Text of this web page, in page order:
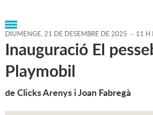
DIUMENGE,21 DE DESEMBRE DE 2025 - 11 H
Inauguració El
Playmobil
de Clicks Arenys i Joan Fabregà